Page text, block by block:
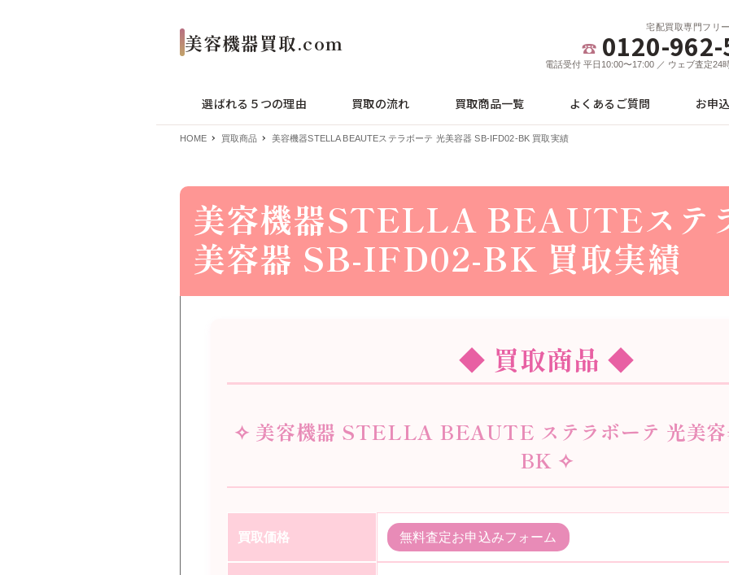
宅配買取専門フリ
0120-
電話受付 平日10:00〜17:00 ／ ウェブ査定24
選ばれる５つの理由 買取の流れ 買取商品一覧 よくあるご質問 お申
HOME 買取商品 美容機器STELLA BEAUTEステラボーテ 光美容器 SB-IFD02-BK 買取実績
美容機器STELLA BEAUTEステ
美容器 SB-IFD02-BK 買取実績
◆ 買取商品 ◆
✧ 美容機器 STELLA BEAUTE ステラボーテ 光美
BK ✧
買取価格 無料査定お申込みフォーム